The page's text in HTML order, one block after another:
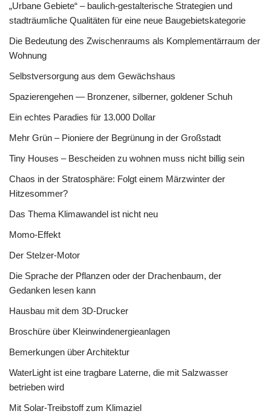
„Urbane Gebiete“ – baulich-gestalterische Strategien und
stadträumliche Qualitäten für eine neue Baugebietskategorie
Die Bedeutung des Zwischenraums als Komplementärraum der
Wohnung
Selbstversorgung aus dem Gewächshaus
Spazierengehen — Bronzener, silberner, goldener Schuh
Ein echtes Paradies für 13.000 Dollar
Mehr Grün – Pioniere der Begrünung in der Großstadt
Tiny Houses – Bescheiden zu wohnen muss nicht billig sein
Chaos in der Stratosphäre: Folgt einem Märzwinter der
Hitzesommer?
Das Thema Klimawandel ist nicht neu
Momo-Effekt
Der Stelzer-Motor
Die Sprache der Pflanzen oder der Drachenbaum, der
Gedanken lesen kann
Hausbau mit dem 3D-Drucker
Broschüre über Kleinwindenergieanlagen
Bemerkungen über Architektur
WaterLight ist eine tragbare Laterne, die mit Salzwasser
betrieben wird
Mit Solar-Treibstoff zum Klimaziel